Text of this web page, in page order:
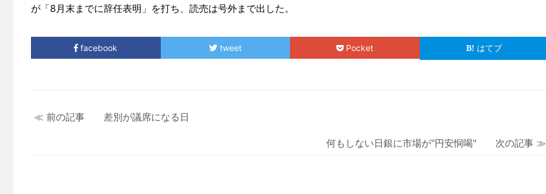
が「8月末までに辞任表明」を打ち、読売は号外まで出した。
facebook tweet Pocket はてブ
≪ 前の記事 差別が議席になる日
何もしない日銀に市場が"円安恫喝" 次の記事 ≫